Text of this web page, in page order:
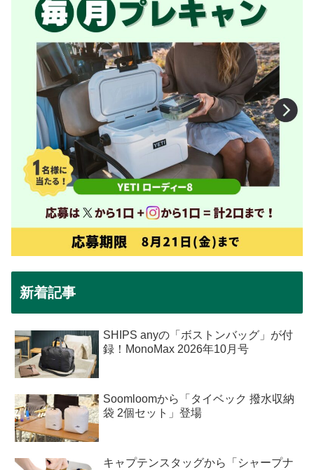
新着記事
SHIPS anyの「ボストンバッグ」が付
録！MonoMax 2026年10月号
Soomloomから「タイベック 撥水収納
袋 2個セット」登場
キャプテンスタッグから「シャープナ